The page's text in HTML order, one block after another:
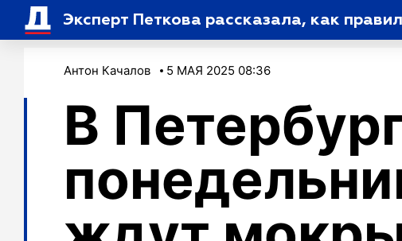
Эксперт Петкова рассказала, как
Антон Качалов 5 МАЯ 2025 08:36
В